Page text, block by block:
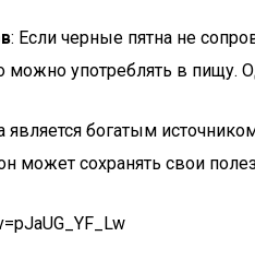
: Если черные пятна не
можно употреблять в пищу.
является богатым
может сохранять свои